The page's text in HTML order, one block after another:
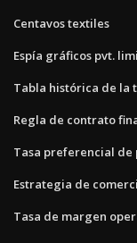
Centavos textiles
Espía gráficos pvt.
Tabla histórica de la
Regla de contrato
Tasa preferencial de
Estrategia de
Tasa de margen